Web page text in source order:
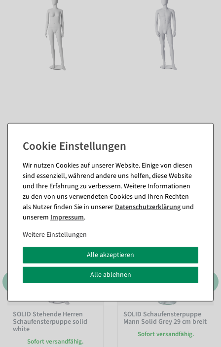
Passende Artikel zu diesem Produkt
(8)
SOLID Stehende Herren
Schaufensterpuppe solid
white
Sofort versandfähig.
SOLID Schaufensterpuppe
Mann Solid Grey 29 cm breit
Sofort versandfähig.
Wir nutzen Cookies auf unserer Website. Einige von diesen
sind essenziell, während andere uns helfen, diese Website
und Ihre Erfahrung zu verbessern. Weitere Informationen
zu den von uns verwendeten Cookies und Ihren Rechten
als Nutzer finden Sie in unsererDaten­schutz­erklärung und
unserem Impressum.
Weitere Einstellungen
Alle akzeptieren
Alle ablehnen